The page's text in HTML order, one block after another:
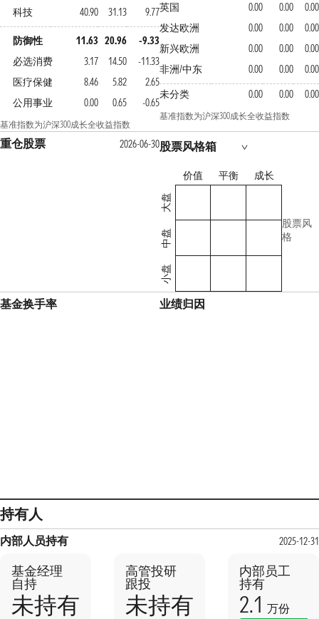
科技
40.90 31.13 9.77
防御性 11.63 20.96
-9.33
必选消费
3.17 14.50
-11.33
医疗保健
8.46 5.82
2.65
公用事业
0.00 0.65 -0.65
基准指数为沪深300成长全收益指数
英国
0.00 0.00
0.00
发达欧洲
0.00 0.00
0.00
新兴欧洲
0.00 0.00
0.00
非洲/中东
0.00 0.00
0.00
未分类
0.00 0.00 0.00
基准指数为沪深300成长全收益指数
重仓股票 2026-06-30股票风格箱
价值 平衡 成长
大盘
中盘
小盘
股票风
格
基金换手率 业绩归因
持有人
内部人员持有 2025-12-31
基金经理
自持
未持有
高管投研
跟投
未持有
内部员工
持有
2.1 万份